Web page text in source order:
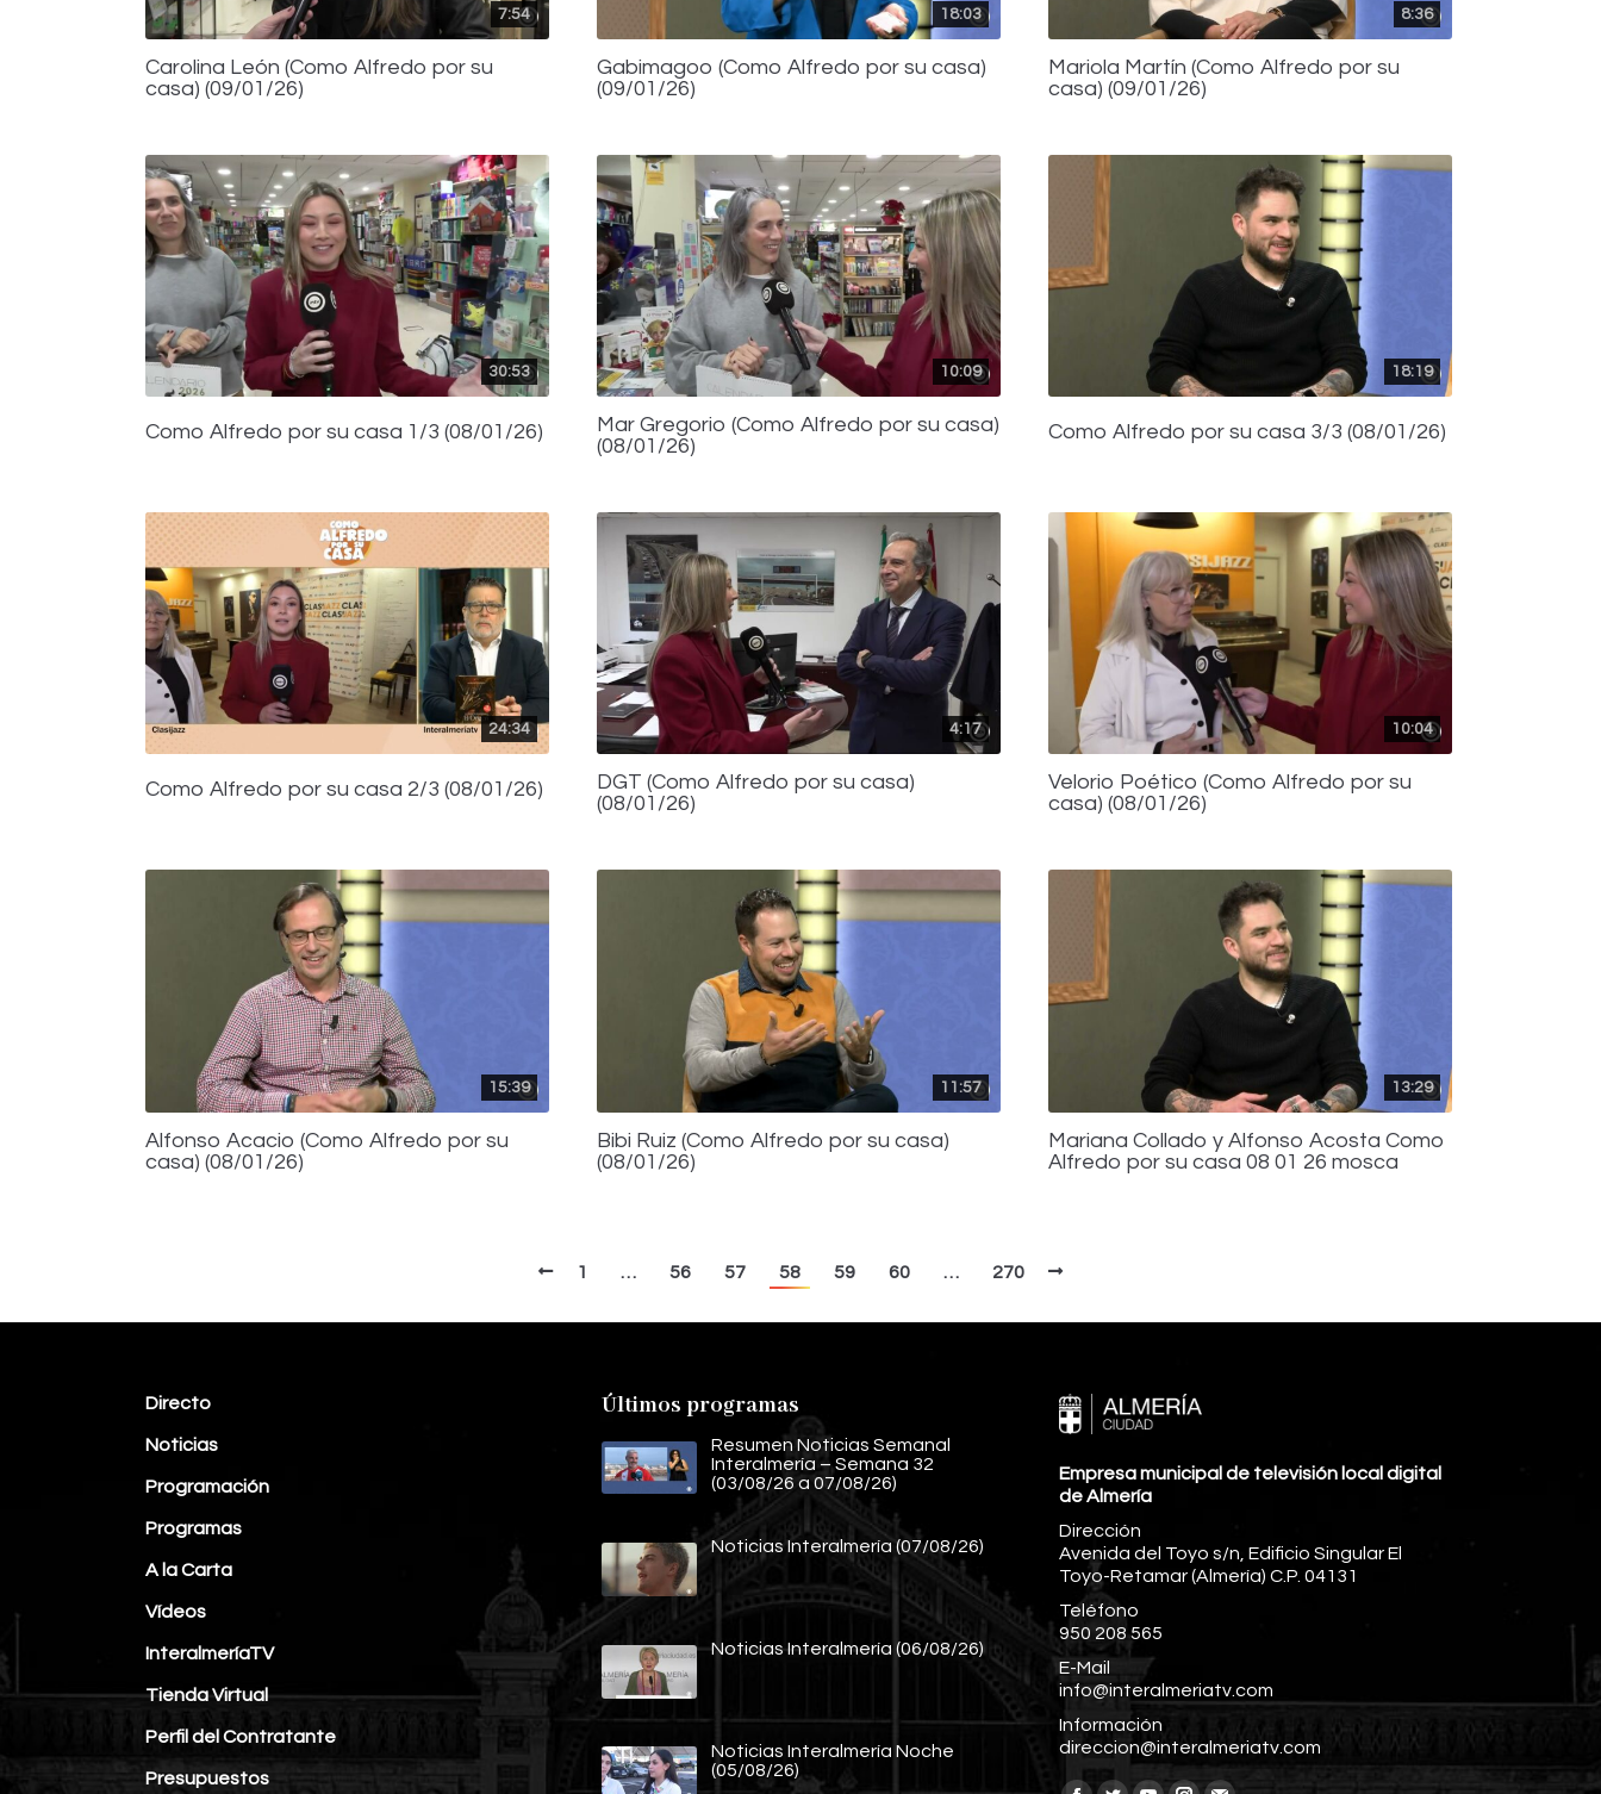
7:54
Carolina León (Como Alfredo por su
casa) (09/01/26)
18:03
Gabimagoo (Como Alfredo por su casa)
(09/01/26)
8:36
Mariola Martín (Como Alfredo por su
casa) (09/01/26)
30:53
Como Alfredo por su casa 1/3 (08/01/26)
10:09
Mar Gregorio (Como Alfredo por su casa)
(08/01/26)
18:19
Como Alfredo por su casa 3/3 (08/01/26)
24:34
Como Alfredo por su casa 2/3 (08/01/26)
4:17
DGT (Como Alfredo por su casa)
(08/01/26)
10:04
Velorio Poético (Como Alfredo por su
casa) (08/01/26)
15:39
Alfonso Acacio (Como Alfredo por su
casa) (08/01/26)
11:57
Bibi Ruiz (Como Alfredo por su casa)
(08/01/26)
13:29
Mariana Collado y Alfonso Acosta Como
Alfredo por su casa 08 01 26 mosca
1 … 56 57 58 59 60 … 270
Directo
Noticias
Programación
Programas
A la Carta
Vídeos
InteralmeríaTV
Tienda Virtual
Perfil del Contratante
Presupuestos
Últimos programas
Resumen Noticias Semanal
Interalmería – Semana 32
(03/08/26 a 07/08/26)
Noticias Interalmería (07/08/26)
Noticias Interalmería (06/08/26)
Noticias Interalmería Noche
(05/08/26)
Empresa municipal de televisión local digital
de Almería
Dirección
Avenida del Toyo s/n, Edificio Singular El
Toyo-Retamar (Almería) C.P. 04131
Teléfono
950 208 565
E-Mail
info@interalmeriatv.com
Información
direccion@interalmeriatv.com
Encuéntranos en: